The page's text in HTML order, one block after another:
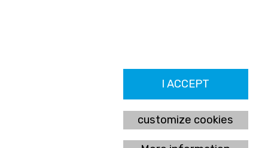
I ACCEPT
customize cookies
Farmacia Los Altos nº756
Ldo. Alfredo Aparicio Grau 22555408K
N. Col. Colegio Oficial de Farmacéuticos de Alicante 4327
Nº de autorización A-790-F
C/ Moncayo, 97 (Vistalmar) Urb. Los Altos
03185 Torrevieja, Alicante (España)